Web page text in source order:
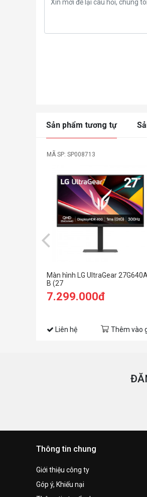
Sản phẩm tương tự
MÃ SP: SP008713
Màn hình LG UltraGear
B (27
icnh/QHD/IPS/300Hz/1ms/loa/
C 15W)
7.299.000đ
Liên hệ Thêm vào
Thông tin chung
Giới thiệu công ty
Góp ý, Khiếu nại